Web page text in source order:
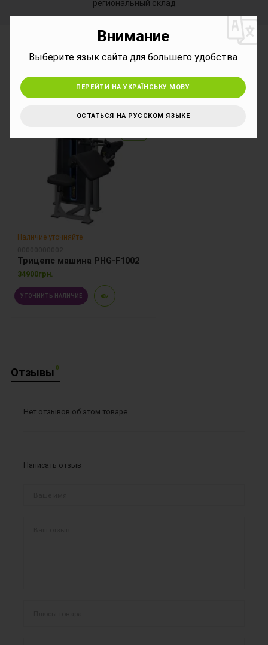
региональный склад
Сопутствующие товары
Наличие уточняйте
Трицепс машина PHG-F1002
34900грн.
УТОЧНИТЬ НАЛИЧИЕ
Отзывы 0
Нет отзывов об этом товаре.
Написать отзыв
Внимание
Выберите язык сайта для большего удобства
ПЕРЕЙТИ НА УКРАЇНСЬКУ МОВУ
ОСТАТЬСЯ НА РУССКОМ ЯЗЫКЕ